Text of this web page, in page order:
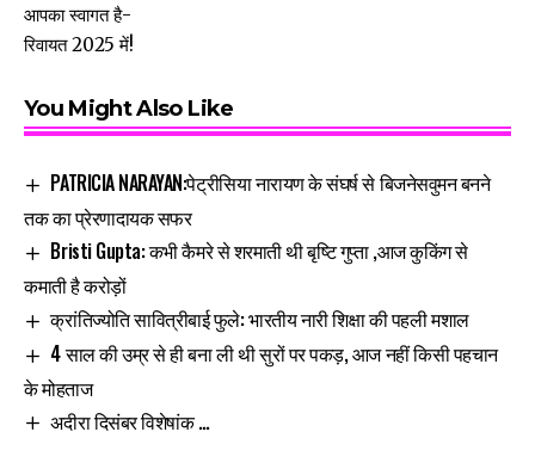
आपका स्वागत है-
रिवायत 2025 में!
You Might Also Like
PATRICIA NARAYAN:पेट्रीसिया नारायण के संघर्ष से बिजनेसवुमन बनने
तक का प्रेरणादायक सफर
Bristi Gupta: कभी कैमरे से शरमाती थी बृष्टि गुप्ता ,आज कुकिंग से
कमाती है करोड़ों
क्रांतिज्योति सावित्रीबाई फुले: भारतीय नारी शिक्षा की पहली मशाल
4 साल की उम्र से ही बना ली थी सुरों पर पकड़, आज नहीं किसी पहचान
के मोहताज
अदीरा दिसंबर विशेषांक …